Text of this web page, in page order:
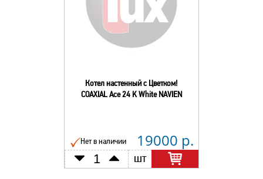
Котел настенный с Цветком!
COAXIAL Ace 24 K White NAVIEN
Нет в наличии 19000 р.
шт